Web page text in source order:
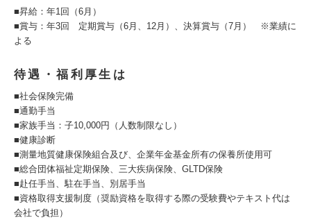
■昇給：年1回（6月）
■賞与：年3回 定期賞与（6月、12月）、決算賞与（7月） ※業績に
よる
待遇・福利厚生は
■社会保険完備
■通勤手当
■家族手当：子10,000円（人数制限なし）
■健康診断
■測量地質健康保険組合及び、企業年金基金所有の保養所使用可
■総合団体福祉定期保険、三大疾病保険、GLTD保険
■赴任手当、駐在手当、別居手当
■資格取得支援制度（奨励資格を取得する際の受験費やテキスト代は
会社で負担）